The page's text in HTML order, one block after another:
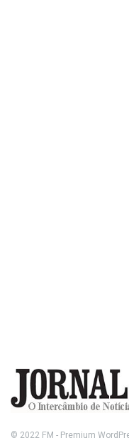
© 2022 FM - Premium